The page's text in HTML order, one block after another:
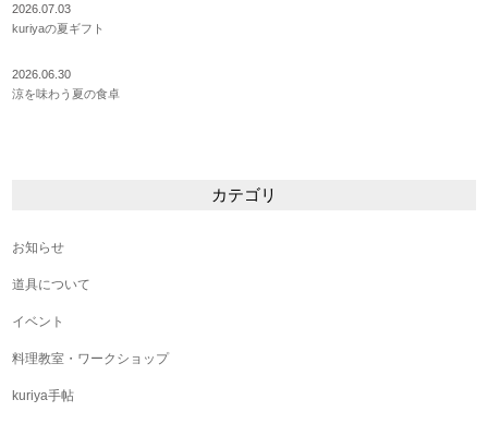
2026.07.03
kuriyaの夏ギフト
2026.06.30
涼を味わう夏の食卓
カテゴリ
お知らせ
道具について
イベント
料理教室・ワークショップ
kuriya手帖